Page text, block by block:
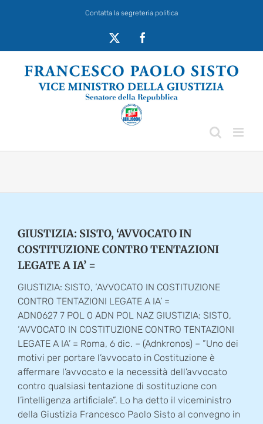
Contatta la segreteria politica
GIUSTIZIA: SISTO, ‘AVVOCATO IN
COSTITUZIONE CONTRO TENTAZIONI
LEGATE A IA’ =
GIUSTIZIA: SISTO, ‘AVVOCATO IN COSTITUZIONE
CONTRO TENTAZIONI LEGATE A IA’ =
ADN0627 7 POL 0 ADN POL NAZ GIUSTIZIA: SISTO,
‘AVVOCATO IN COSTITUZIONE CONTRO TENTAZIONI
LEGATE A IA’ = Roma, 6 dic. – (Adnkronos) – ”Uno dei
motivi per portare l’avvocato in Costituzione è
affermare l’avvocato e la necessità dell’avvocato
contro qualsiasi tentazione di sostituzione con
l’intelligenza artificiale”. Lo ha detto il viceministro
della Giustizia Francesco Paolo Sisto al convegno in